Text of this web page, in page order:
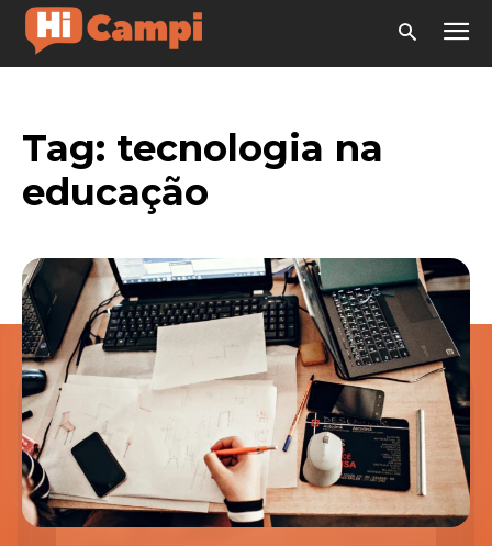
Tag: tecnologia na
educação